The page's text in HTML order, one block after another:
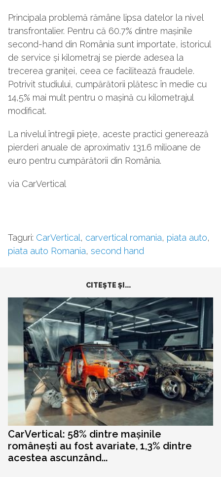
Principala problemă rămâne lipsa datelor la nivel
transfrontalier. Pentru că 60.7% dintre mașinile
second-hand din România sunt importate, istoricul
de service și kilometraj se pierde adesea la
trecerea graniței, ceea ce facilitează fraudele.
Potrivit studiului, cumpărătorii plătesc în medie cu
14,5% mai mult pentru o mașină cu kilometrajul
modificat.
La nivelul întregii piețe, aceste practici generează
pierderi anuale de aproximativ 131.6 milioane de
euro pentru cumpărătorii din România.
via CarVertical
Taguri: CarVertical, carvertical romania, piata auto,
piata auto Romania, second hand
CITEŞTE ŞI...
CarVertical: 58% dintre mașinile
românești au fost avariate, 1,3% dintre
acestea ascunzând...